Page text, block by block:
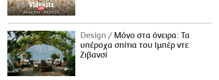
Design
Μόνο στα όνειρα: Τα
υπέροχα σπίτια του Ιμπέρ ντε
Ζιβανσί